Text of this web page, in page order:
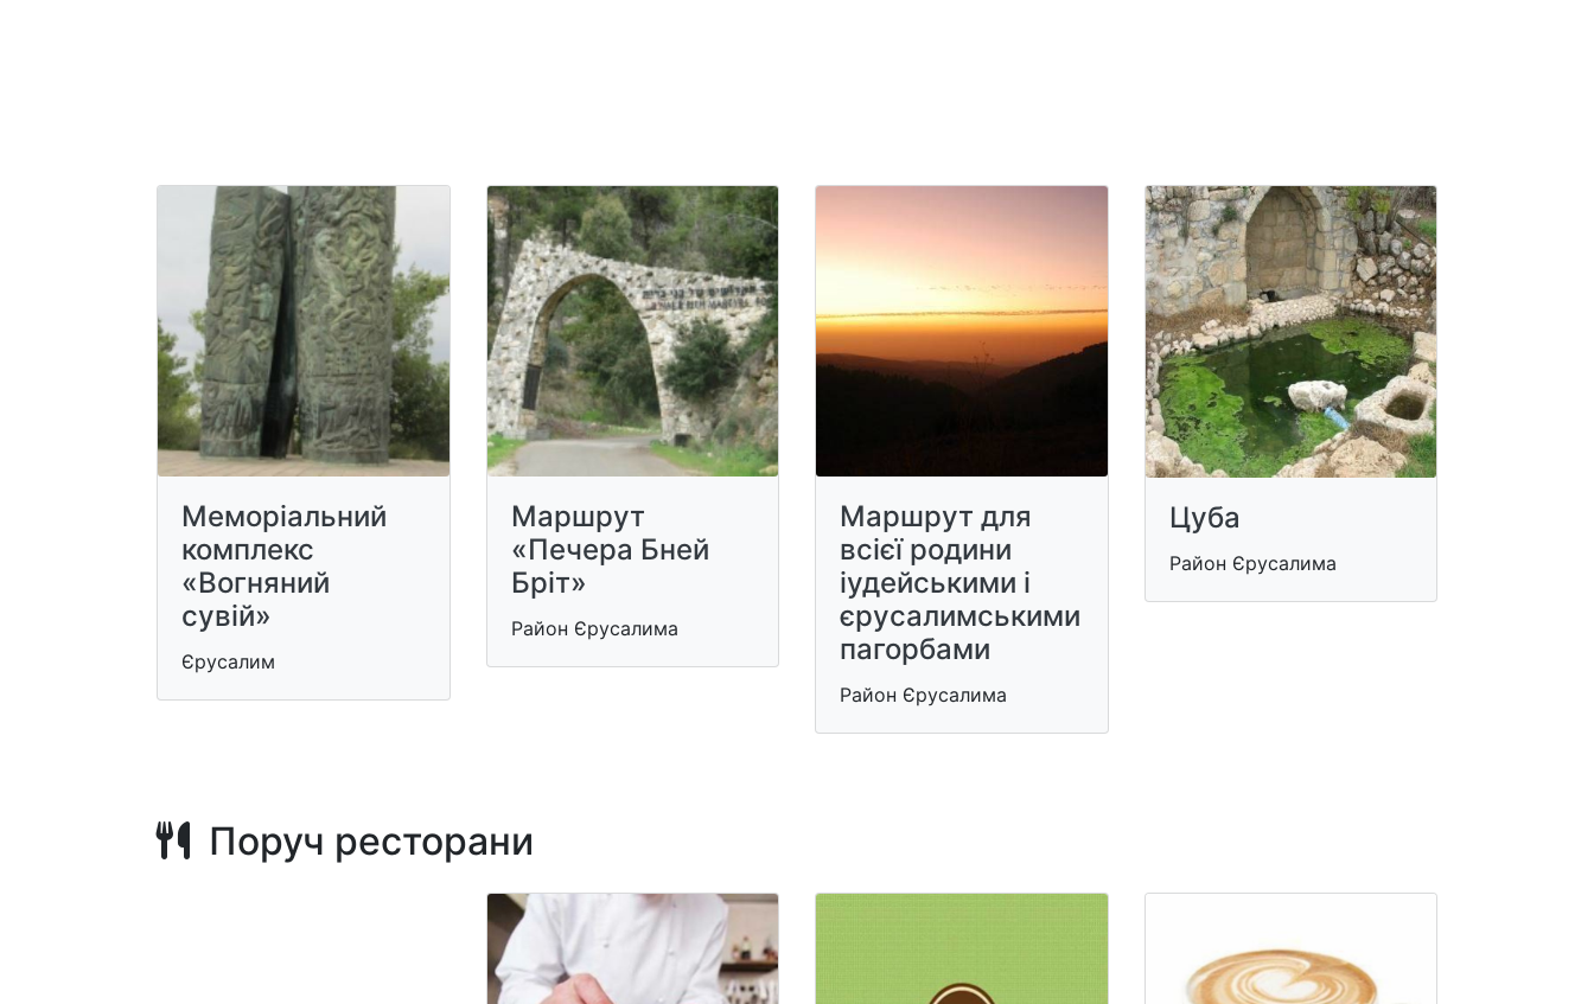
Меморіальний
комплекс
«Вогняний
сувій»
Єрусалим
Маршрут
«Печера Бней
Бріт»
Район Єрусалима
Маршрут для
всієї родини
іудейськими і
єрусалимськими
пагорбами
Район Єрусалима
Цуба
Район Єрусалима
Поруч ресторани